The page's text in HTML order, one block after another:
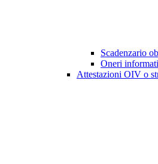
Scadenzario
Oneri
Attestazioni OIV o